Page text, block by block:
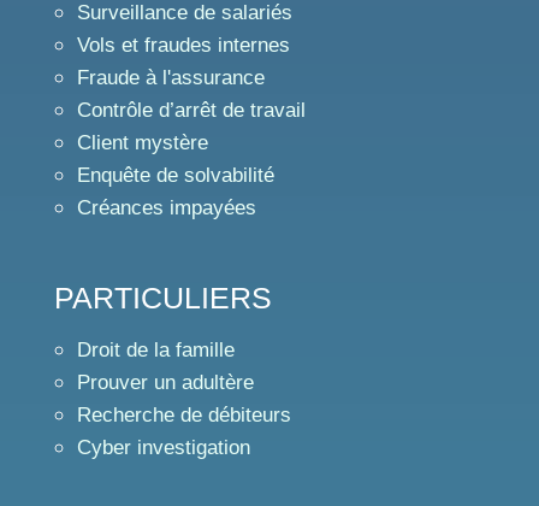
Surveillance de salariés
Vols et fraudes internes
Fraude à l'assurance
Contrôle d’arrêt de travail
Client mystère
Enquête de solvabilité
Créances impayées
PARTICULIERS
Droit de la famille
Prouver un adultère
Recherche de débiteurs
Cyber investigation